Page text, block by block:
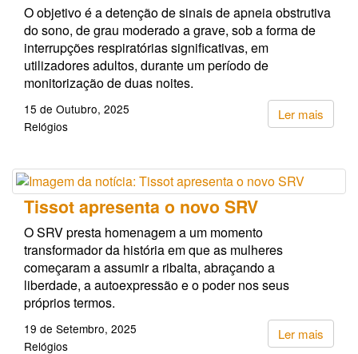
O objetivo é a detenção de sinais de apneia obstrutiva
do sono, de grau moderado a grave, sob a forma de
interrupções respiratórias significativas, em
utilizadores adultos, durante um período de
monitorização de duas noites.
Ler mais
15 de Outubro, 2025
Relógios
Tissot apresenta o novo SRV
O SRV presta homenagem a um momento
transformador da história em que as mulheres
começaram a assumir a ribalta, abraçando a
liberdade, a autoexpressão e o poder nos seus
próprios termos.
Ler mais
19 de Setembro, 2025
Relógios